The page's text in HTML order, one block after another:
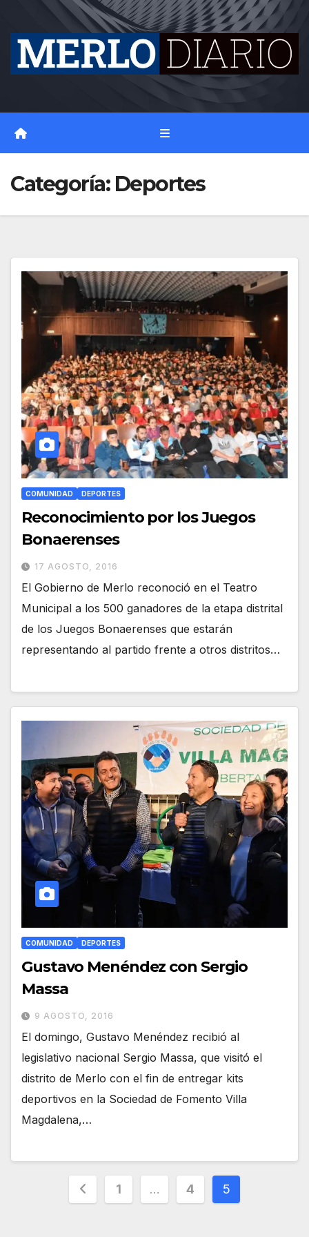
content
Categoría: Deportes
COMUNIDAD DEPORTES
Reconocimiento por los Juegos
Bonaerenses
17 AGOSTO, 2016
El Gobierno de Merlo reconoció en el Teatro
Municipal a los 500 ganadores de la etapa distrital
de los Juegos Bonaerenses que estarán
representando al partido frente a otros distritos…
COMUNIDAD DEPORTES
Gustavo Menéndez con Sergio
Massa
9 AGOSTO, 2016
El domingo, Gustavo Menéndez recibió al
legislativo nacional Sergio Massa, que visitó el
distrito de Merlo con el fin de entregar kits
deportivos en la Sociedad de Fomento Villa
Magdalena,…
Paginación
1 … 4 5